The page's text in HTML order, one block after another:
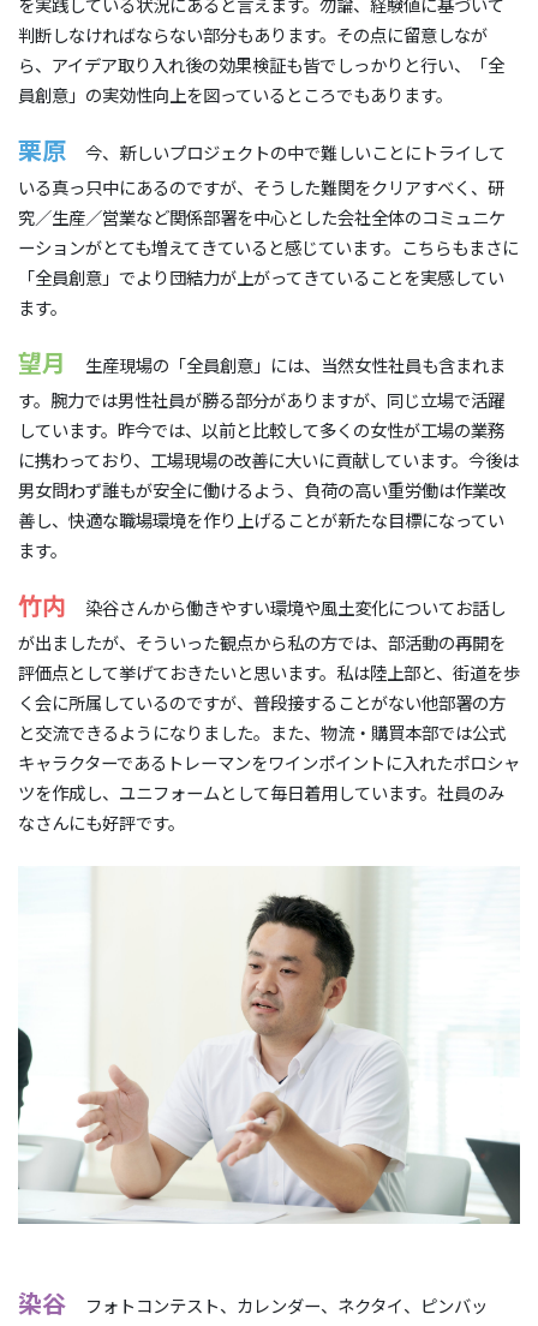
判断しなければならない部分もあります。その点に留意しなが
ら、アイデア取り入れ後の効果検証も皆でしっかりと行い、「全
員創意」の実効性向上を図っているところでもあります。
栗原
今、新しいプロジェクトの中で難しいことにトライして
いる真っ只中にあるのですが、そうした難関をクリアすべく、研
究／生産／営業など関係部署を中心とした会社全体のコミュニケ
ーションがとても増えてきていると感じています。こちらもまさに
「全員創意」でより団結力が上がってきていることを実感してい
ます。
望月
生産現場の「全員創意」には、当然女性社員も含まれま
す。腕力では男性社員が勝る部分がありますが、同じ立場で活躍
しています。昨今では、以前と比較して多くの女性が工場の業務
に携わっており、工場現場の改善に大いに貢献しています。今後は
男女問わず誰もが安全に働けるよう、負荷の高い重労働は作業改
善し、快適な職場環境を作り上げることが新たな目標になってい
ます。
竹内
染谷さんから働きやすい環境や風土変化についてお話し
が出ましたが、そういった観点から私の方では、部活動の再開を
評価点として挙げておきたいと思います。私は陸上部と、街道を歩
く会に所属しているのですが、普段接することがない他部署の方
と交流できるようになりました。また、物流・購買本部では公式
キャラクターであるトレーマンをワインポイントに入れたポロシャ
ツを作成し、ユニフォームとして毎日着用しています。社員のみ
なさんにも好評です。
染谷
フォトコンテスト、カレンダー、ネクタイ、ピンバッ